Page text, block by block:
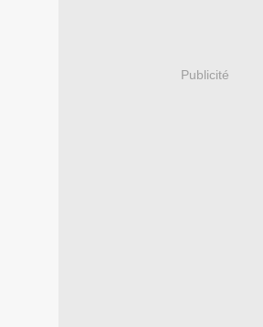
Publicité